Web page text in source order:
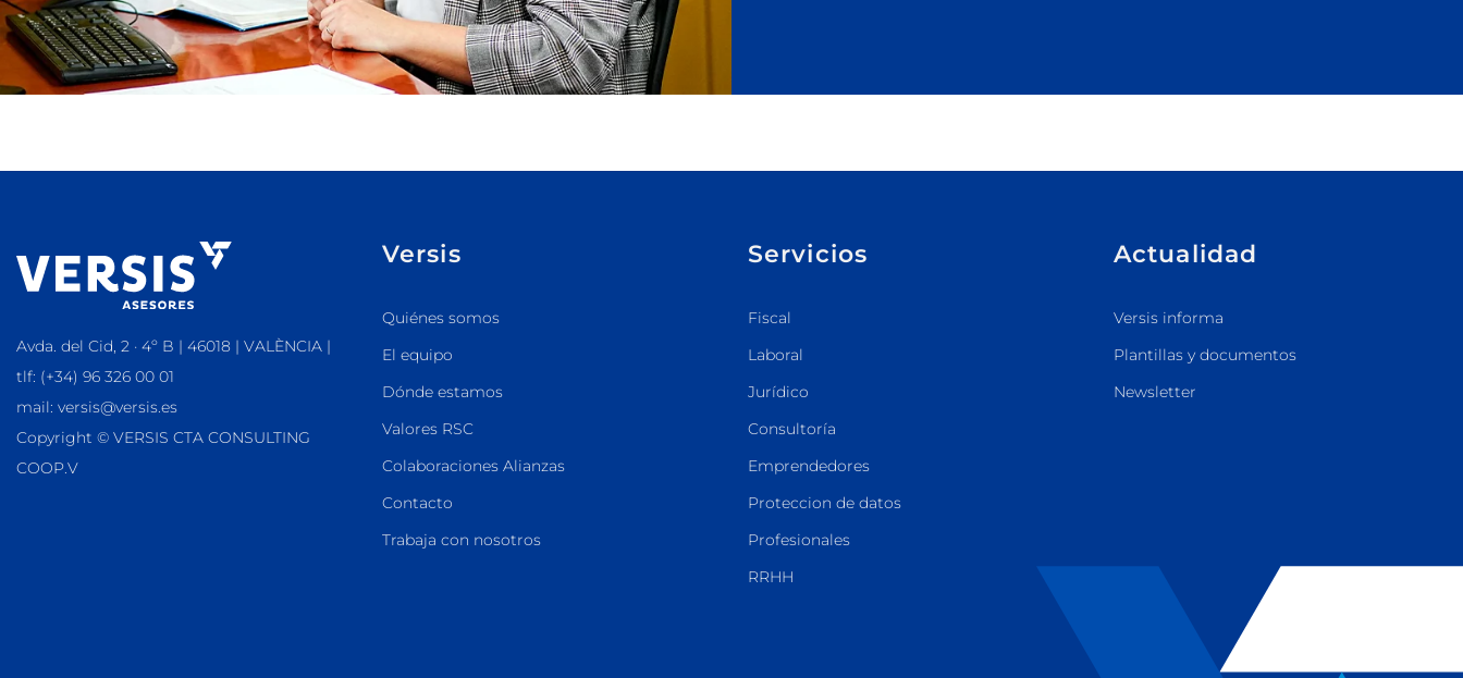
Avda. del Cid, 2 · 4º B | 46018 | VALÈNCIA |
tlf: (+34) 96 326 00 01
mail: versis@versis.es
Copyright © VERSIS CTA CONSULTING
COOP.V
Versis
Quiénes somos
El equipo
Dónde estamos
Valores RSC
Colaboraciones Alianzas
Contacto
Trabaja con nosotros
Servicios
Fiscal
Laboral
Jurídico
Consultoría
Emprendedores
Proteccion de datos
Profesionales
RRHH
Actualidad
Versis informa
Plantillas y documentos
Newsletter